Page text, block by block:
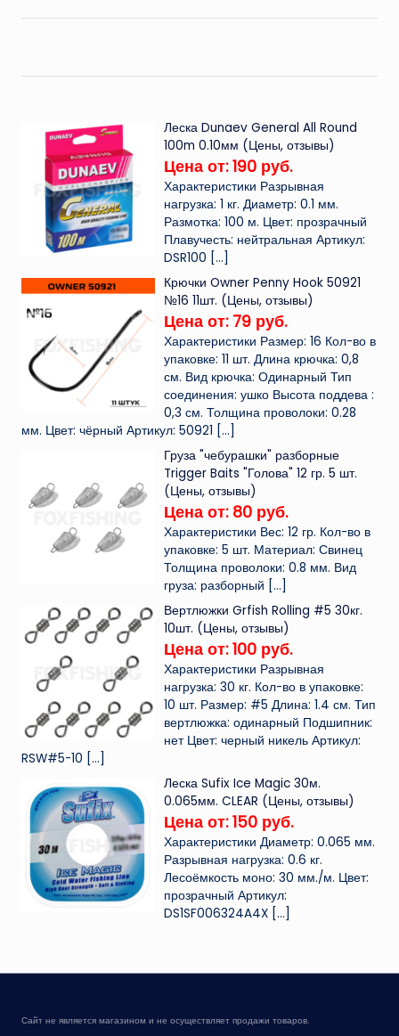
Леска Dunaev General All Round
100m 0.10мм (Цены, отзывы)
Цена от: 190 руб.
Характеристики Разрывная
нагрузка: 1 кг. Диаметр: 0.1 мм.
Размотка: 100 м. Цвет: прозрачный
Плавучесть: нейтральная Артикул:
DSR100 […]
Крючки Owner Penny Hook 50921
№16 11шт. (Цены, отзывы)
Цена от: 79 руб.
Характеристики Размер: 16 Кол-во в
упаковке: 11 шт. Длина крючка: 0,8
см. Вид крючка: Одинарный Тип
соединения: ушко Высота поддева :
0,3 см. Толщина проволоки: 0.28
мм. Цвет: чёрный Артикул: 50921 […]
Груза "чебурашки" разборные
Trigger Baits "Голова" 12 гр. 5 шт.
(Цены, отзывы)
Цена от: 80 руб.
Характеристики Вес: 12 гр. Кол-во в
упаковке: 5 шт. Материал: Свинец
Толщина проволоки: 0.8 мм. Вид
груза: разборный […]
Вертлюжки Grfish Rolling #5 30кг.
10шт. (Цены, отзывы)
Цена от: 100 руб.
Характеристики Разрывная
нагрузка: 30 кг. Кол-во в упаковке:
10 шт. Размер: #5 Длина: 1.4 см. Тип
вертлюжка: одинарный Подшипник:
нет Цвет: черный никель Артикул:
RSW#5-10 […]
Леска Sufix Ice Magic 30м.
0.065мм. CLEAR (Цены, отзывы)
Цена от: 150 руб.
Характеристики Диаметр: 0.065 мм.
Разрывная нагрузка: 0.6 кг.
Лесоёмкость моно: 30 мм./м. Цвет:
прозрачный Артикул:
DS1SF006324A4X […]
Сайт не является магазином и не осуществляет продажи товаров.